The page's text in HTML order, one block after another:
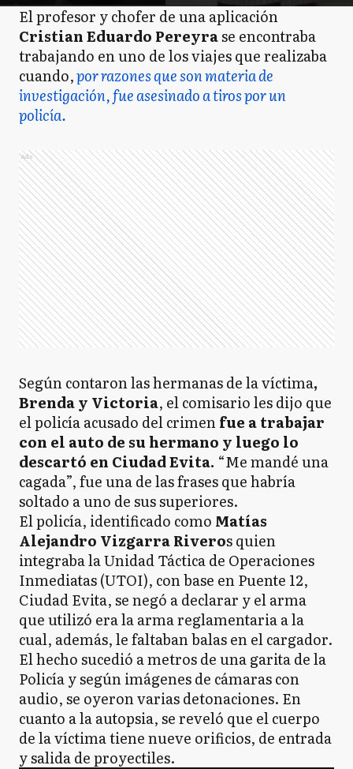
El profesor y chofer de una aplicación
Cristian Eduardo Pereyrase encontraba
trabajando en uno de los viajes que realizaba
cuando,por razones que son materia de
investigación, fue asesinado a tiros por un
policía.
Ads
Según contaron las hermanas de la víctima,
Brenda y Victoria, el comisario les dijo que
el policía acusado del crimenfue a trabajar
con el auto de su hermano y luego lo
descartó en Ciudad Evita. “Me mandé una
cagada”, fue una de las frases que habría
soltado a uno de sus superiores.
El policía, identificado como Matías
Alejandro Vizgarra Riveros quien
integraba la Unidad Táctica de Operaciones
Inmediatas (UTOI), con base en Puente 12,
Ciudad Evita, se negó a declarar y el arma
que utilizó era la arma reglamentaria a la
cual, además, le faltaban balas en el cargador.
El hecho sucedió a metros de una garita de la
Policía y según imágenes de cámaras con
audio, se oyeron varias detonaciones. En
cuanto a la autopsia, se reveló que el cuerpo
de la víctima tiene nueve orificios, de entrada
y salida de proyectiles.